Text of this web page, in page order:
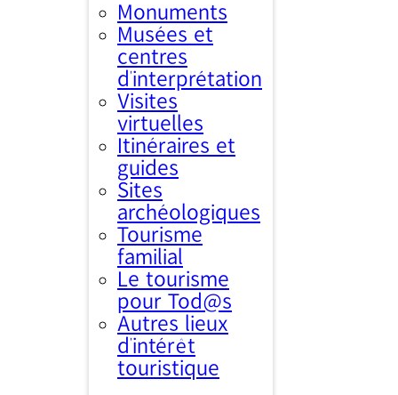
Monuments
Musées et
centres
d’interprétation
Visites
virtuelles
Itinéraires et
guides
Sites
archéologiques
Tourisme
familial
Le tourisme
pour Tod@s
Autres lieux
d'intérêt
touristique